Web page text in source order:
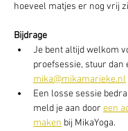
hoeveel matjes er nog vrij
Bijdrage
Je bent altijd welkom
proefsessie, stuur dan
mika@mikamarieke.nl
Een losse sessie
meld je aan door een
maken bij MikaYoga.